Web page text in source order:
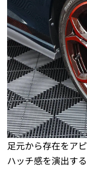
足元から存在をア
ハッチ感を演出す